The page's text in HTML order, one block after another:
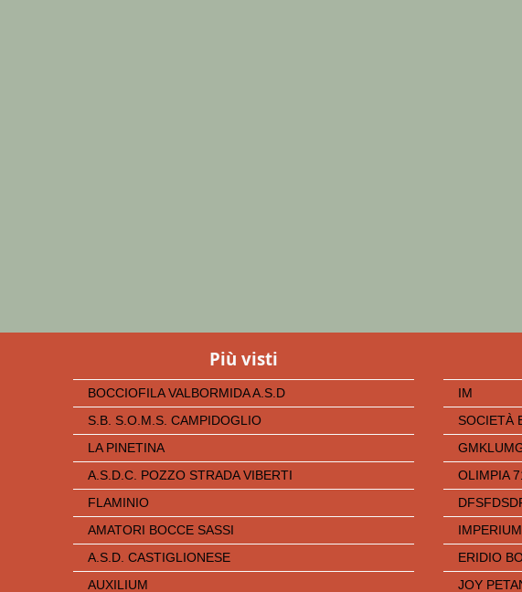
Più visti
BOCCIOFILA VALBORMIDA A.S.D
S.B. S.O.M.S. CAMPIDOGLIO
LA PINETINA
A.S.D.C. POZZO STRADA VIBERTI
FLAMINIO
AMATORI BOCCE SASSI
A.S.D. CASTIGLIONESE
AUXILIUM
IM
SOCIETÀ
OLIMPIA
ERIDIO
JOY